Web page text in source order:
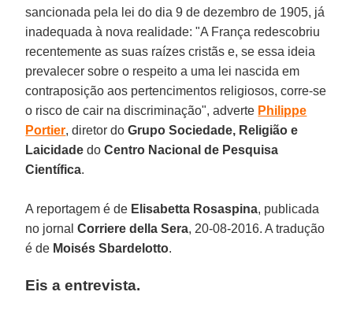
sancionada pela lei do dia 9 de dezembro de 1905, já
inadequada à nova realidade: "A França redescobriu
recentemente as suas raízes cristãs e, se essa ideia
prevalecer sobre o respeito a uma lei nascida em
contraposição aos pertencimentos religiosos, corre-se
o risco de cair na discriminação", adverte Philippe
Portier, diretor doGrupo Sociedade, Religião e
Laicidade doCentro Nacional de Pesquisa
Científica.
A reportagem é de Elisabetta Rosaspina, publicada
no jornalCorriere della Sera, 20-08-2016. A tradução
é de Moisés Sbardelotto.
Eis a entrevista.